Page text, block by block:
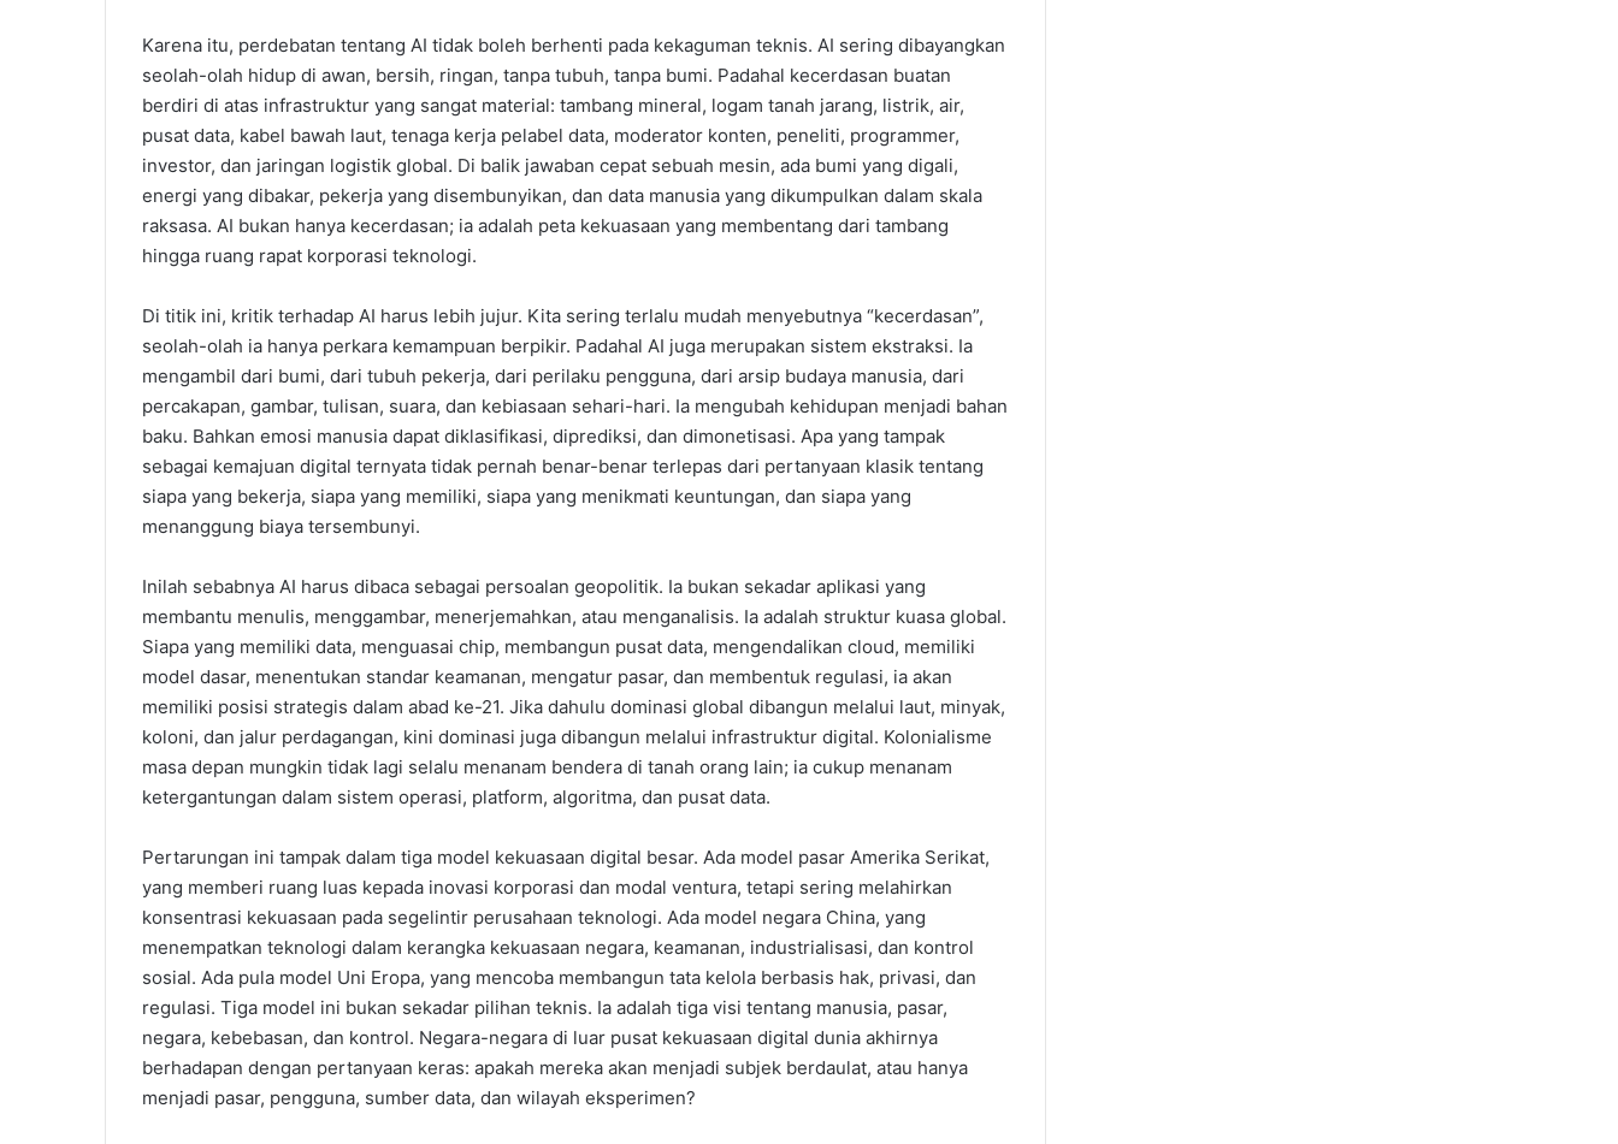
Karena itu, perdebatan tentang AI tidak boleh berhenti pada kekaguman teknis. AI sering dibayangkan
seolah-olah hidup di awan, bersih, ringan, tanpa tubuh, tanpa bumi. Padahal kecerdasan buatan
berdiri di atas infrastruktur yang sangat material: tambang mineral, logam tanah jarang, listrik, air,
pusat data, kabel bawah laut, tenaga kerja pelabel data, moderator konten, peneliti, programmer,
investor, dan jaringan logistik global. Di balik jawaban cepat sebuah mesin, ada bumi yang digali,
energi yang dibakar, pekerja yang disembunyikan, dan data manusia yang dikumpulkan dalam skala
raksasa. AI bukan hanya kecerdasan; ia adalah peta kekuasaan yang membentang dari tambang
hingga ruang rapat korporasi teknologi.
Di titik ini, kritik terhadap AI harus lebih jujur. Kita sering terlalu mudah menyebutnya “kecerdasan”,
seolah-olah ia hanya perkara kemampuan berpikir. Padahal AI juga merupakan sistem ekstraksi. Ia
mengambil dari bumi, dari tubuh pekerja, dari perilaku pengguna, dari arsip budaya manusia, dari
percakapan, gambar, tulisan, suara, dan kebiasaan sehari-hari. Ia mengubah kehidupan menjadi bahan
baku. Bahkan emosi manusia dapat diklasifikasi, diprediksi, dan dimonetisasi. Apa yang tampak
sebagai kemajuan digital ternyata tidak pernah benar-benar terlepas dari pertanyaan klasik tentang
siapa yang bekerja, siapa yang memiliki, siapa yang menikmati keuntungan, dan siapa yang
menanggung biaya tersembunyi.
Inilah sebabnya AI harus dibaca sebagai persoalan geopolitik. Ia bukan sekadar aplikasi yang
membantu menulis, menggambar, menerjemahkan, atau menganalisis. Ia adalah struktur kuasa global.
Siapa yang memiliki data, menguasai chip, membangun pusat data, mengendalikan cloud, memiliki
model dasar, menentukan standar keamanan, mengatur pasar, dan membentuk regulasi, ia akan
memiliki posisi strategis dalam abad ke-21. Jika dahulu dominasi global dibangun melalui laut, minyak,
koloni, dan jalur perdagangan, kini dominasi juga dibangun melalui infrastruktur digital. Kolonialisme
masa depan mungkin tidak lagi selalu menanam bendera di tanah orang lain; ia cukup menanam
ketergantungan dalam sistem operasi, platform, algoritma, dan pusat data.
Pertarungan ini tampak dalam tiga model kekuasaan digital besar. Ada model pasar Amerika Serikat,
yang memberi ruang luas kepada inovasi korporasi dan modal ventura, tetapi sering melahirkan
konsentrasi kekuasaan pada segelintir perusahaan teknologi. Ada model negara China, yang
menempatkan teknologi dalam kerangka kekuasaan negara, keamanan, industrialisasi, dan kontrol
sosial. Ada pula model Uni Eropa, yang mencoba membangun tata kelola berbasis hak, privasi, dan
regulasi. Tiga model ini bukan sekadar pilihan teknis. Ia adalah tiga visi tentang manusia, pasar,
negara, kebebasan, dan kontrol. Negara-negara di luar pusat kekuasaan digital dunia akhirnya
berhadapan dengan pertanyaan keras: apakah mereka akan menjadi subjek berdaulat, atau hanya
menjadi pasar, pengguna, sumber data, dan wilayah eksperimen?